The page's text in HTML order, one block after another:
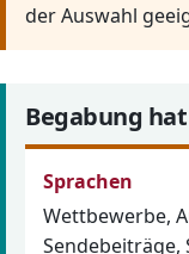
der Auswahl
Begabung
Sprachen
Wettbewerbe,
Sendebeiträge,